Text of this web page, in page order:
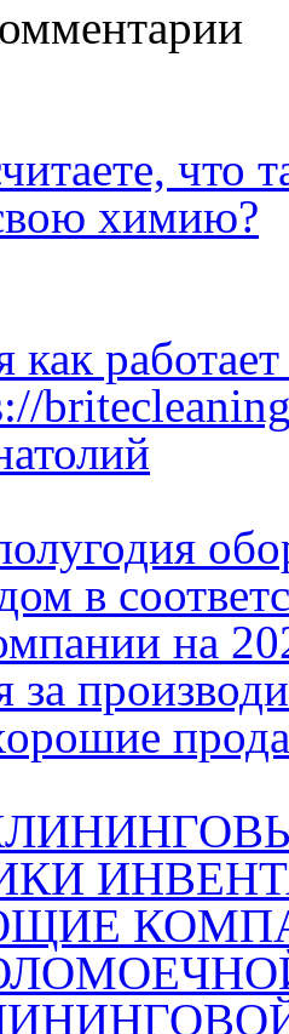
что
химию?
как
в
на
за